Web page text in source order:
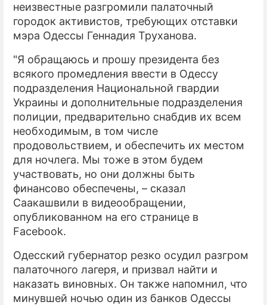
СОННИК
СТИЛЬ ЖИЗНИ
СЕРИАЛЫ
ИГРЫ
ПРЕСС-РЕЛИЗЫ
неизвестные разгромили палаточный
городок активистов, требующих отставки
мэра Одессы Геннадия Труханова.
"Я обращаюсь и прошу президента без
всякого промедления ввести в Одессу
подразделения Национальной гвардии
Украины и дополнительные подразделения
полиции, предварительно снабдив их всем
необходимым, в том числе
продовольствием, и обеспечить их местом
для ночлега. Мы тоже в этом будем
участвовать, но они должны быть
финансово обеспечены, – сказал
Саакашвили в видеообращении,
опубликованном на его странице в
Facebook.
Одесский губернатор резко осудил разгром
палаточного лагеря, и призвал найти и
наказать виновных. Он также напомнил, что
минувшей ночью один из банков Одессы